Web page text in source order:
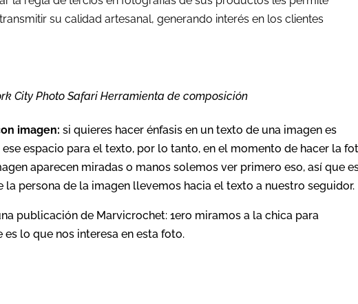
su calidad artesanal, generando interés en los clientes
City Photo Safari Herramienta de composición
imagen: si quieres hacer énfasis en un texto de una imagen es
espacio para el texto, por lo tanto, en el momento de hacer la
aparecen miradas o manos solemos ver primero eso, así que
persona de la imagen llevemos hacia el texto a nuestro seguidor.
publicación de Marvicrochet: 1ero miramos a la chica para
lo que nos interesa en esta foto.